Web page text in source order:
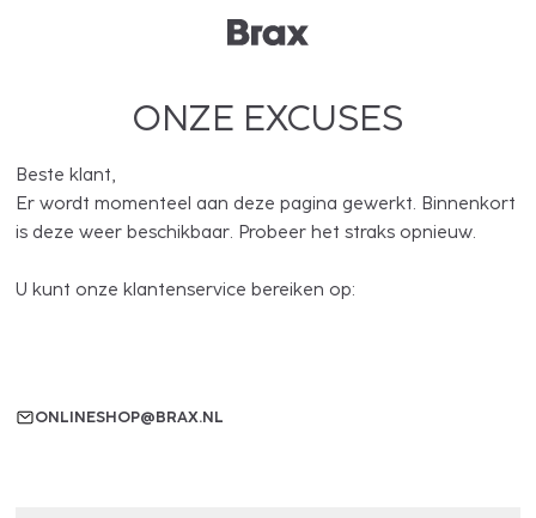
ONZE EXCUSES
Beste klant,
Er wordt momenteel aan deze pagina gewerkt. Binnenkort
is deze weer beschikbaar. Probeer het straks opnieuw.
U kunt onze klantenservice bereiken op:
ONLINESHOP@BRAX.NL